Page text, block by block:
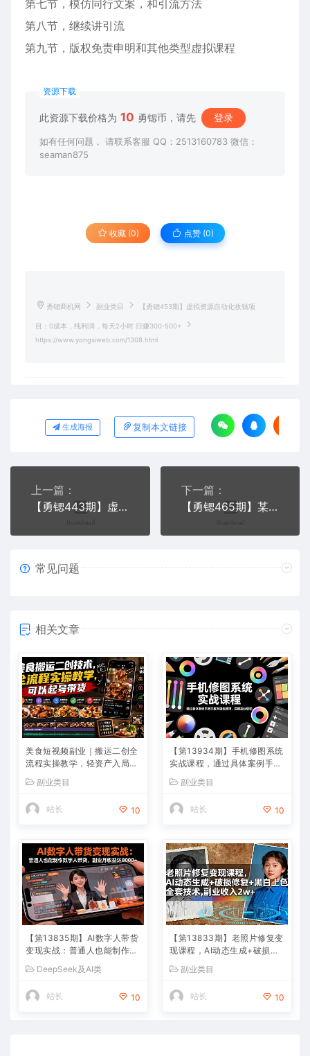
第七节，模仿同行文案，和引流方法
第八节，继续讲引流
第九节，版权免责申明和其他类型虚拟课程
资源下载
此资源下载价格为 10 勇锶币，请先 登录
如有任何问题， 请联系客服 QQ：2513160783 微信：
seaman875
收藏 (0) 点赞 (0)
勇锶商机网 副业类目 【勇锶453期】虚拟资源自动化收钱项
目：0成本，纯利润，每天2小时 日赚300-500+
https://www.yongsiweb.com/1308.html
生成海报 复制本文链接
上一篇：
【勇锶443期】虚拟项目特训班 按照特训班课程操作 一个月至少盈利1万+（全年班）
下一篇：
【勇锶465期】某论坛VIP项目：新手小白简单快速赚钱，当天收益，日赚100+
常见问题
相关文章
美食短视频副业｜搬运二创全
流程实操教学，轻资产入局赛
道，掌握账号起号与带货实操
方法
副业类目
站长 10
【第13934期】手机修图系统
实战课程，通过具体案例手把
手教学调色技巧，实现副业变
现
副业类目
站长 10
【第13835期】AI数字人带货
变现实战：普通人也能制作数
0+
DeepSeek及AI类
站长 10
【第13833期】老照片修复变
现课程，AI动态生成+破损修
收入2w+
副业类目
站长 10